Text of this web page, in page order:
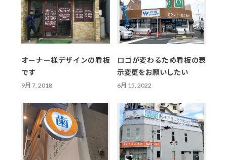
オーナー様デザインの看板
です
9月 7, 2018
ロゴが変わるため看板の表
示変更をお願いしたい
6月 15, 2022